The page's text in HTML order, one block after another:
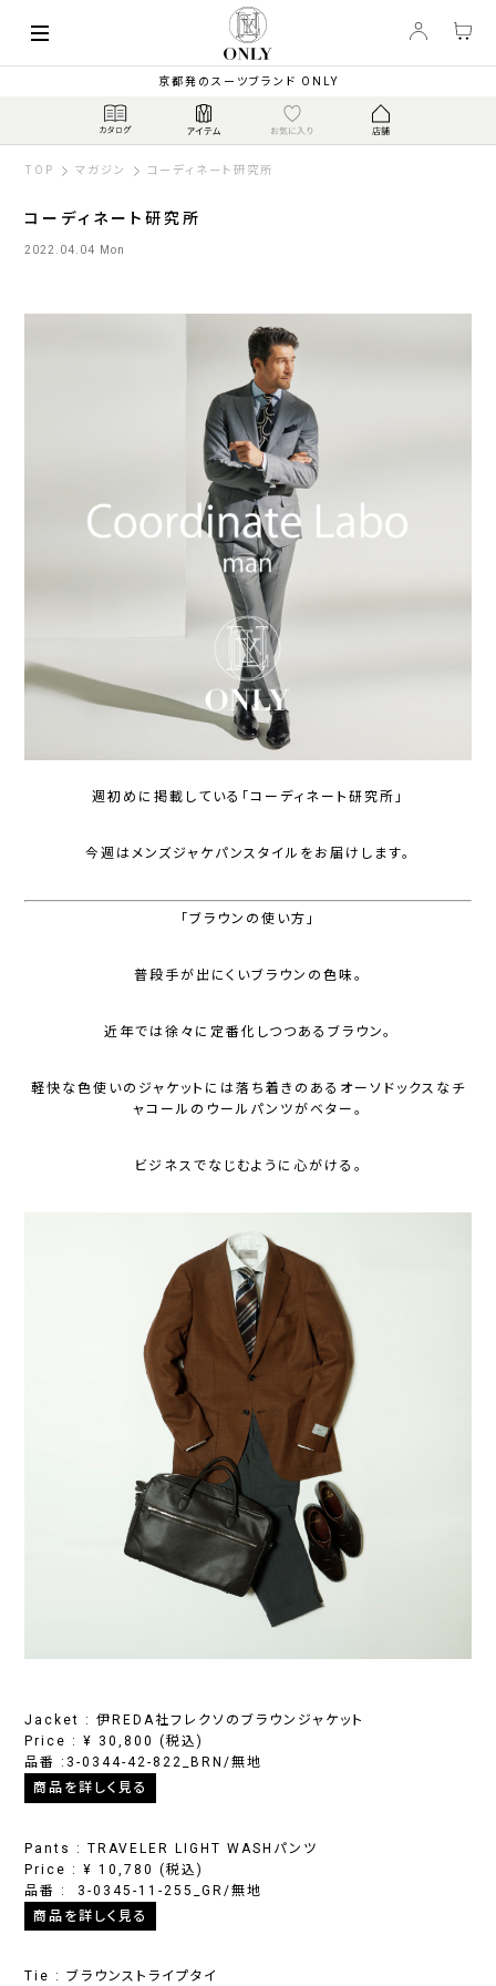
京都発のスーツブランド ONLY
TOP マガジン コーディネート研究所
コーディネート研究所
2022.04.04 Mon
週初めに掲載している「コーディネート研究所」
今週はメンズジャケパンスタイルをお届けします。
「ブラウンの使い方」
普段手が出にくいブラウンの色味。
近年では徐々に定番化しつつあるブラウン。
軽快な色使いのジャケットには落ち着きのあるオーソドックスなチ
ャコールのウールパンツがベター。
ビジネスでなじむように心がける。
Jacket : 伊REDA社フレクソのブラウンジャケット
Price :¥ 30,800(税込)
品番 :3-0344-42-822_BRN/無地
商品を詳しく見る
Pants : TRAVELER LIGHT WASHパンツ
Price :¥ 10,780(税込)
品番 : 3-0345-11-255_GR/無地
商品を詳しく見る
Tie : ブラウンストライプタイ